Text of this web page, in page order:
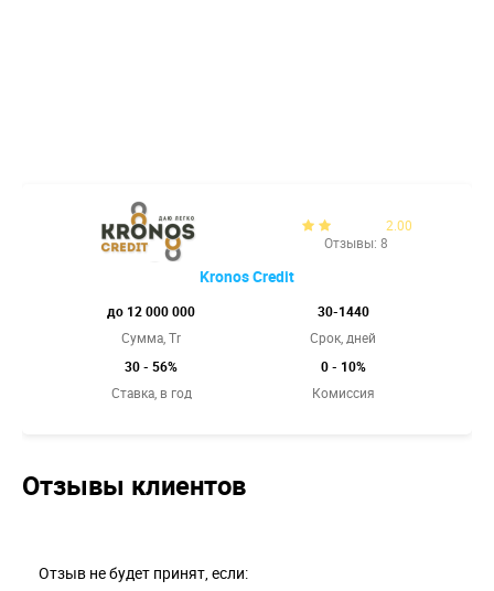
2.00
Отзывы: 8
Kronos Credit
до 12 000 000
Сумма, Tr
30-1440
Срок, дней
30 - 56%
Ставка, в год
0 - 10%
Комиссия
Отзывы клиентов
Отзыв не будет принят, если: